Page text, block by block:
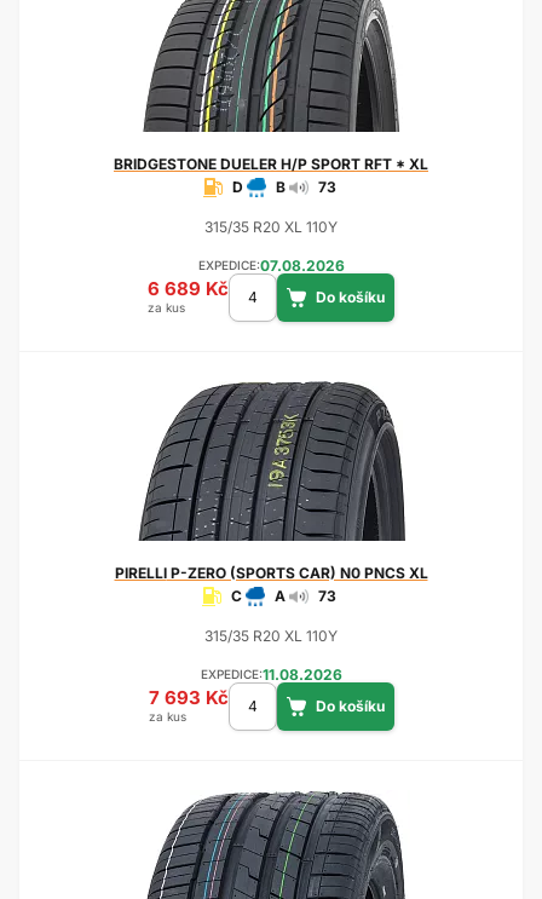
BRIDGESTONE DUELER H/P SPORT RFT * XL
D
B 73
315/35 R20 XL 110Y
EXPEDICE:07.08.2026
6 689 Kč
za kus
PIRELLIP-ZERO (SPORTS CAR) N0 PNCS XL
C
A 73
315/35 R20 XL 110Y
EXPEDICE:11.08.2026
7 693 Kč
za kus